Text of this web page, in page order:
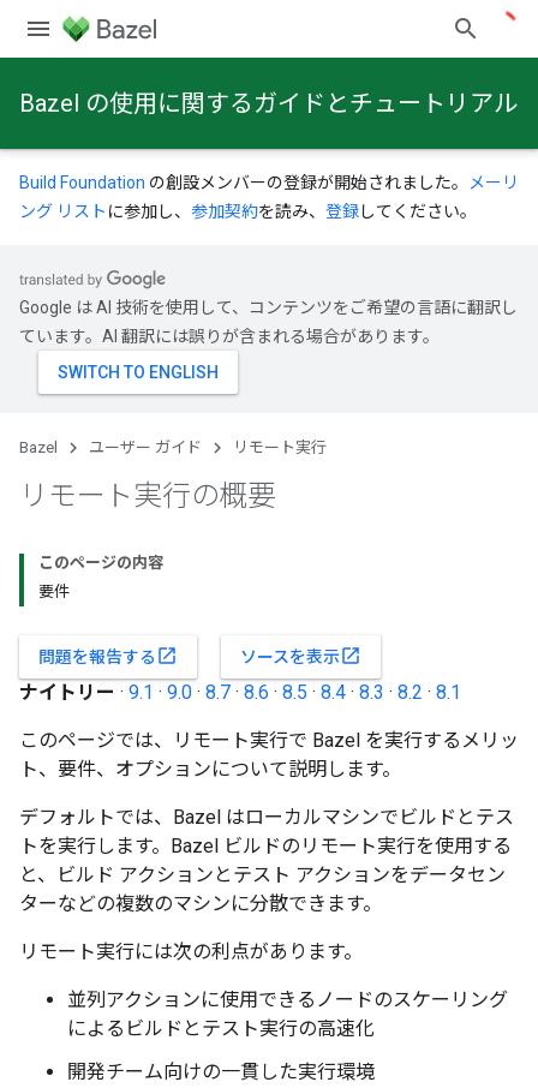
Bazel の使用に関するガイドとチュートリアル
Build Foundation の創設メンバーの登録が開始されました。
メーリ
ング リスト に参加し、 参加契約を読み、 登録してください。
Google は AI 技術を使用して、コンテンツをご希望の言語に翻訳し
ています。AI 翻訳には誤りが含まれる場合があります。
Bazel ユーザー ガイド リモート実行
リモート実行の概要
このページの内容
要件
問題を報告する open_in_new ソースを表示open_in_new
ナイトリー · 9.1 · 9.0 · 8.7 · 8.6 · 8.5 · 8.4 · 8.3 · 8.2 · 8.1
このページでは、リモート実行で Bazel を実行するメリッ
ト、要件、オプションについて説明します。
デフォルトでは、Bazel はローカルマシンでビルドとテス
トを実行します。Bazel ビルドのリモート実行を使用する
と、ビルド アクションとテスト アクションをデータセン
ターなどの複数のマシンに分散できます。
リモート実行には次の利点があります。
並列アクションに使用できるノードのスケーリング
によるビルドとテスト実行の高速化
開発チーム向けの一貫した実行環境